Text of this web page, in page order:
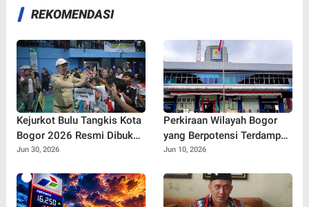
REKOMENDASI
Kejurkot Bulu Tangkis Kota
Bogor 2026 Resmi Dibuka,
316 Atlet Muda Berebut
Jun 30, 2026
Perkiraan Wilayah Bogor
yang Berpotensi Terdampak
Pemadaman Listrik, PLN
Jaringan
Jun 10, 2026